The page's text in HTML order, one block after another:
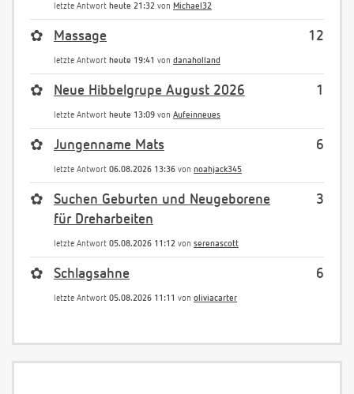
letzte Antwort heute 21:32 von Michael32
12
✿ Massage
letzte Antwort heute 19:41 von danaholland
1
✿ Neue Hibbelgrupe August 2026
letzte Antwort heute 13:09 von Aufeinneues
6
✿ Jungenname Mats
letzte Antwort 06.08.2026 13:36 von noahjack345
3
✿
Suchen Geburten und Neugeborene
für Dreharbeiten
letzte Antwort 05.08.2026 11:12 von serenascott
6
✿ Schlagsahne
letzte Antwort 05.08.2026 11:11 von oliviacarter